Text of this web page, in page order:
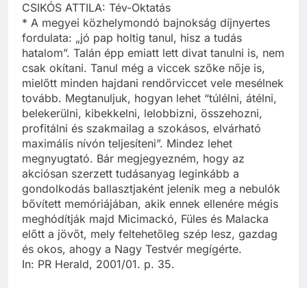
CSIKÓS ATTILA: Tév-Oktatás
* A megyei közhelymondó bajnokság díjnyertes
fordulata: „jó pap holtig tanul, hisz a tudás
hatalom”. Talán épp emiatt lett divat tanulni is, nem
csak okítani. Tanul még a viccek szőke nője is,
mielőtt minden hajdani rendőrviccet vele mesélnek
tovább. Megtanuljuk, hogyan lehet “túlélni, átélni,
belekerülni, kibekkelni, lelobbizni, összehozni,
profitálni és szakmailag a szokásos, elvárható
maximális nívón teljesíteni”. Mindez lehet
megnyugtató. Bár megjegyezném, hogy az
akciósan szerzett tudásanyag leginkább a
gondolkodás ballasztjaként jelenik meg a nebulók
bővített memóriájában, akik ennek ellenére mégis
meghódítják majd Micimackó, Füles és Malacka
előtt a jövőt, mely feltehetőleg szép lesz, gazdag
és okos, ahogy a Nagy Testvér megígérte.
In: PR Herald, 2001/01. p. 35.